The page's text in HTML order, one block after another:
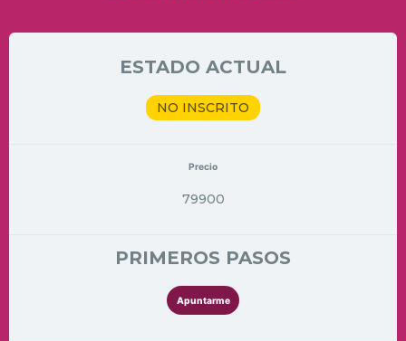
ESTADO ACTUAL
NO INSCRITO
Precio
79900
PRIMEROS PASOS
Apuntarme